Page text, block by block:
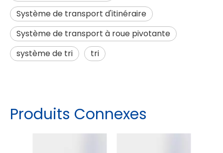
Système de transport d'itinéraire
Système de transport à roue pivotante
système de tri
tri
Produits Connexes